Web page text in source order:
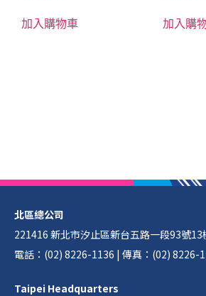
加入購物車 加入購
北區總公司
221416 新北市汐止區新台五路一段93號13
電話：(02) 8226-1136 | 傳真：(02) 8226-
Taipei Headquarters